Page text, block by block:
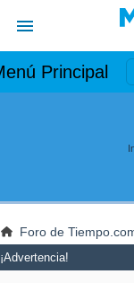
Principal
Foro de
¡Advertencia!